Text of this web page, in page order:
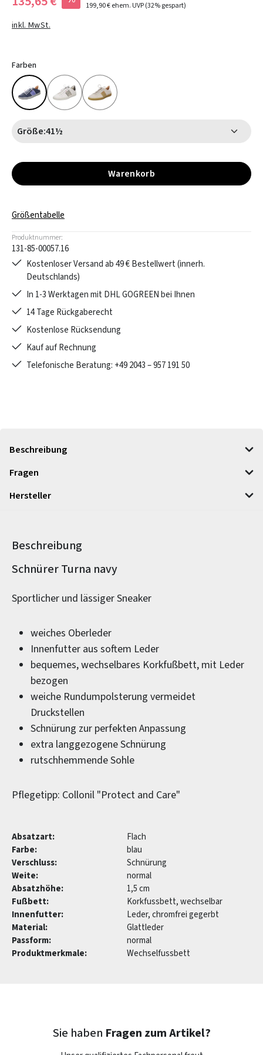
199,90 €ehem. UVP(32% gespart)
inkl. MwSt.
Farben
Größe:41½
Warenkorb
Größentabelle
Produktnummer:
131-85-00057.16
Kostenloser Versand ab 49 € Bestellwert (innerh.
Deutschlands)
In 1-3 Werktagen mit DHL GOGREEN bei Ihnen
14 Tage Rückgaberecht
Kostenlose Rücksendung
Kauf auf Rechnung
Telefonische Beratung: +49 2043 – 957 191 50
Beschreibung
Fragen
Hersteller
Beschreibung
Produktinformationen
Schnürer Turna navy
Sportlicher und lässiger Sneaker
weiches Oberleder
Innenfutter aus softem Leder
bequemes, wechselbares Korkfußbett, mit Leder
bezogen
weiche Rundumpolsterung vermeidet
Druckstellen
Schnürung zur perfekten Anpassung
extra langgezogene Schnürung
rutschhemmende Sohle
Pflegetipp: Collonil "Protect and Care"
Absatzart:
Flach
Farbe:
blau
Verschluss:
Schnürung
Weite:
normal
Absatzhöhe:
1,5 cm
Fußbett:
Korkfussbett, wechselbar
Innenfutter:
Leder, chromfrei gegerbt
Material:
Glattleder
Passform:
normal
Produktmerkmale:
Wechselfussbett
Sie haben Fragen zum Artikel?